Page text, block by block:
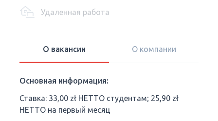
Удаленная работа
О вакансии О компании
Основная информация:
Ставка: 33,00 zł НЕТТО студентам; 25,90 zł
НЕТТО на первый месяц